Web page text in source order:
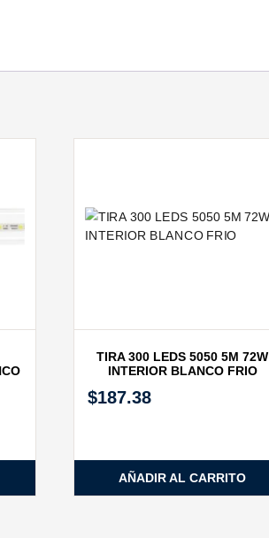
TIRA 300 LEDS 5050 5M 72W
INTERIOR BLANCO FRIO
$187.38
AÑADIR AL CARRITO